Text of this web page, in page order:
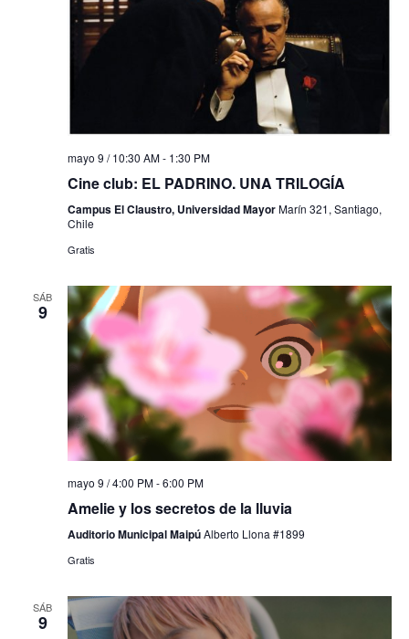
mayo 9 / 10:30 AM- 1:30 PM
Cine club: EL PADRINO. UNA TRILOGÍA
Campus El Claustro, Universidad MayorMarín 321, Santiago,
Chile
Gratis
SÁB
9
mayo 9 / 4:00 PM-6:00 PM
Amelie y los secretos de la lluvia
Auditorio Municipal MaipúAlberto Llona #1899
Gratis
SÁB
9